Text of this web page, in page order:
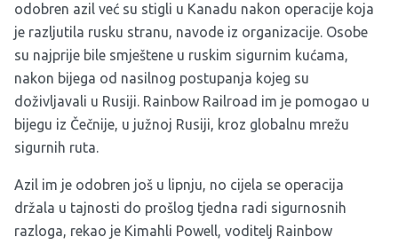
odobren azil već su stigli u Kanadu nakon operacije koja
je razljutila rusku stranu, navode iz organizacije. Osobe
su najprije bile smještene u ruskim sigurnim kućama,
nakon bijega od nasilnog postupanja kojeg su
doživljavali u Rusiji. Rainbow Railroad im je pomogao u
bijegu iz Čečnije, u južnoj Rusiji, kroz globalnu mrežu
sigurnih ruta.
Azil im je odobren još u lipnju, no cijela se operacija
držala u tajnosti do prošlog tjedna radi sigurnosnih
razloga, rekao je Kimahli Powell, voditelj Rainbow